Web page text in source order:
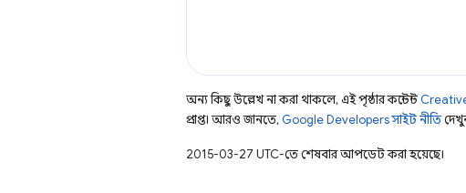
অন্য কিছু উল্লেখ না করা থাকলে, এই পৃষ্ঠার কন্টেন্ট
প্রাপ্ত। আরও জানতে, Google Developers সাইট নীতি
2015-03-27 UTC-তে শেষবার আপডেট করা হয়েছে।